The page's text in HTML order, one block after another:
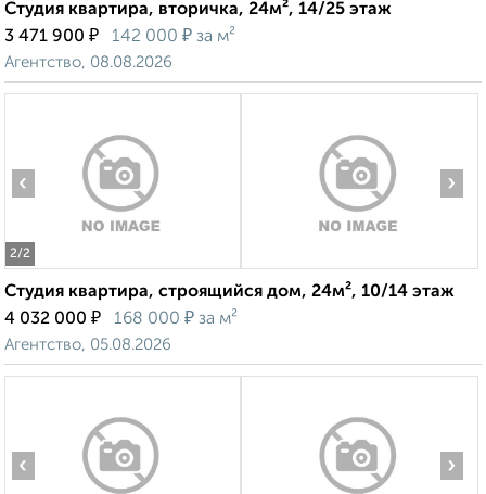
Студия квартира, вторичка, 24м², 14/25 этаж
3 471 900 ₽ 142 000 ₽ за м²
Агентство, 08.08.2026
2/2
‹ ›
Студия квартира, строящийся дом, 24м², 10/14 этаж
4 032 000 ₽ 168 000 ₽ за м²
Агентство, 05.08.2026
‹ ›